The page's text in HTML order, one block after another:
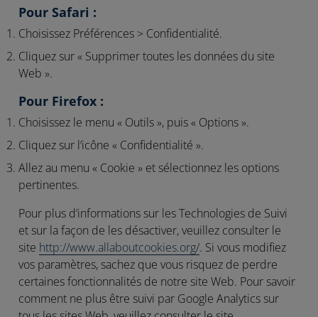
Pour Safari :
Choisissez Préférences > Confidentialité.
Cliquez sur « Supprimer toutes les données du site
Web ».
Pour Firefox :
Choisissez le menu « Outils », puis « Options ».
Cliquez sur l’icône « Confidentialité ».
Allez au menu « Cookie » et sélectionnez les options
pertinentes.
Pour plus d’informations sur les Technologies de Suivi
et sur la façon de les désactiver, veuillez consulter le
site http://www.allaboutcookies.org/. Si vous modifiez
vos paramètres, sachez que vous risquez de perdre
certaines fonctionnalités de notre site Web. Pour savoir
comment ne plus être suivi par Google Analytics sur